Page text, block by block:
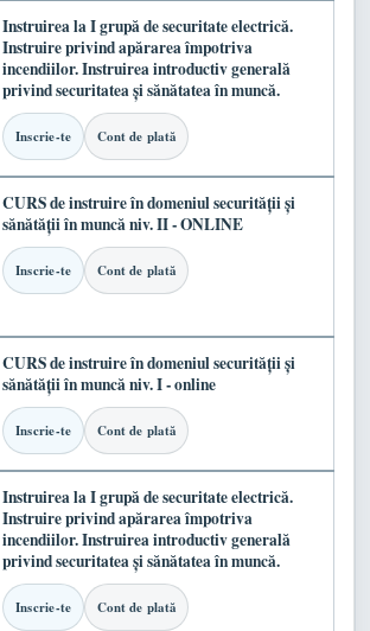
Instruirea la I grupă de securitate electrică.
Instruire privind apărarea împotriva
incendiilor. Instruirea introductiv generală
privind securitatea și sănătatea în muncă.
Inscrie-te Cont de plată
CURS de instruire în domeniul securității și
sănătății în muncă niv. II - ONLINE
Inscrie-te Cont de plată
CURS de instruire în domeniul securității și
sănătății în muncă niv. I - online
Inscrie-te Cont de plată
Instruirea la I grupă de securitate electrică.
Instruire privind apărarea împotriva
incendiilor. Instruirea introductiv generală
privind securitatea și sănătatea în muncă.
Inscrie-te Cont de plată